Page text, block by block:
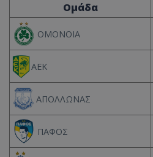
Ομάδα
ΟΜΟΝΟΙΑ
ΑΕΚ
ΑΠΟΛΛΩΝΑΣ
ΠΑΦΟΣ